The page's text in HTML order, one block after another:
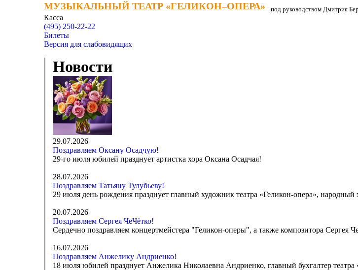
МУЗЫКАЛЬНЫЙ ТЕАТР «ГЕЛИКОН–ОПЕРА»
МУЗЫКАЛЬНЫЙ ТЕАТР «ГЕЛИКОН–ОПЕРА» под руководством Дмитрия
Касса
(495) 250-22-22
Билеты
Версия для слабовидящих
Новости
29.07.2026
Поздравляем Оксану Осадчую!
29-го июля юбилей празднует артистка хора Оксана Осадчая!
28.07.2026
Поздравляем Татьяну Тулубьеву!
29 июля день рождения празднует главный художник театра «Геликон-опера», народный
20.07.2026
Поздравляем Сергея ЧеЧётко!
Сердечно поздравляем концертмейстера "Геликон-оперы", а также композитора Сергея
16.07.2026
Поздравляем Анжелику Андриенко!
18 июля юбилей празднует Анжелика Николаевна Андриенко, главный бухгалтер театра